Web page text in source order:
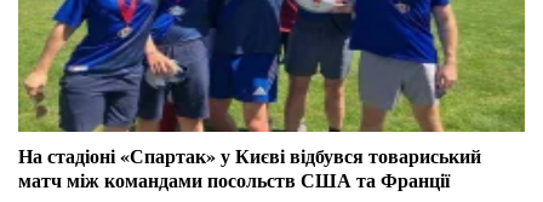
На стадіоні «Спартак» у Києві відбувся товариський
матч між командами посольств США та Франції